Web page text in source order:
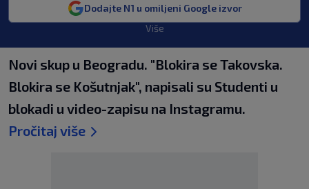
Dodajte N1 u omiljeni Google izvor
Više
Novi skup u Beogradu. "Blokira se Takovska.
Blokira se Košutnjak", napisali su Studenti u
blokadi u video-zapisu na Instagramu.
Pročitaj više